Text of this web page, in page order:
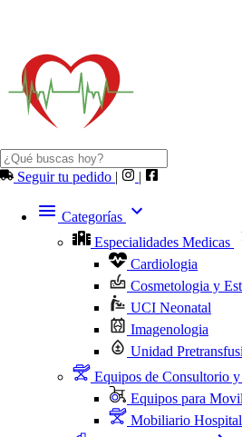
Seguir tu pedido | |
Categorías
Especialidades Medicas
Cardiologia
Cosmetologia y
UCI Neonatal
Imagenologia
Unidad
Equipos de Consultorio
Equipos para
Mobiliario